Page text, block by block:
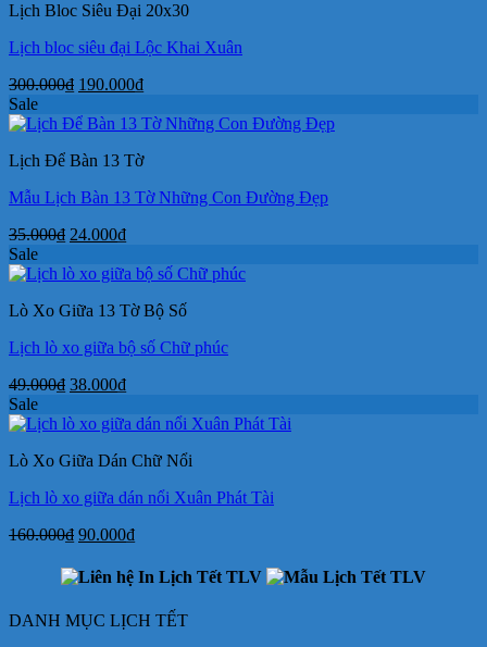
380.000₫.
Lịch Bloc Siêu Đại 20x30
Lịch bloc siêu đại Lộc Khai Xuân
300.000₫ Giá
là:
190.000₫Giá
tại
190.000₫.
Sale
Lịch Để Bàn 13 Tờ
Mẫu Lịch Bàn 13 Tờ Những Con Đường Đẹp
35.000₫ Giá
là:
24.000₫Giá
tại
24.000₫.
Sale
Lò Xo Giữa 13 Tờ Bộ Số
Lịch lò xo giữa bộ số Chữ phúc
49.000₫ Giá
là:
38.000₫Giá
tại
38.000₫.
Sale
Lò Xo Giữa Dán Chữ Nổi
Lịch lò xo giữa dán nổi Xuân Phát Tài
160.000₫ Giá
là:
160.000₫.
90.000₫Giá
tại
90.000₫.
DANH MỤC LỊCH TẾT